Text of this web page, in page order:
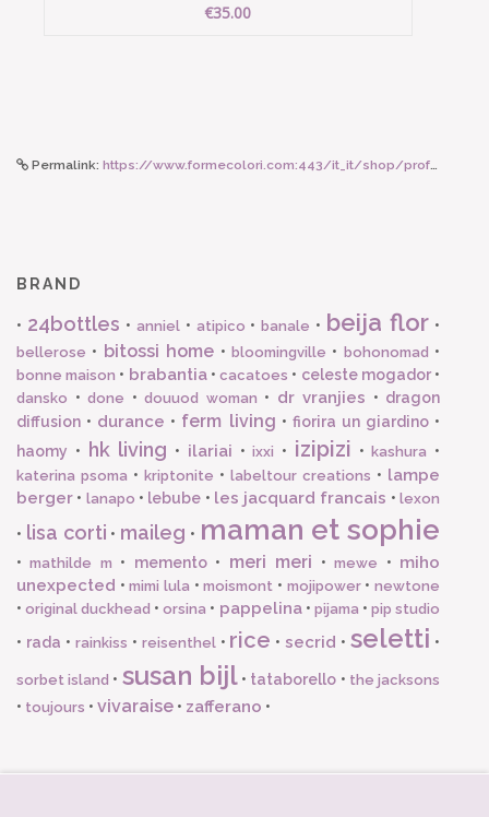
€35.00
Permalink: https://www.formecolori.com:443/it_it/shop/profumazioni/dr._vranjies/dr_vranjies_fragranza_d_ambiente_mirra_zafferano_500_ml_dr_vranjies/6220
BRAND
• 24bottles • anniel• atipico •banale • beija flor •
bellerose • bitossi home • bloomingville • bohonomad •
bonne maison • brabantia•cacatoes • celeste mogador•
dansko • done • douuod woman • dr vranjies • dragon
diffusion • durance • ferm living • fiorira un giardino•
haomy • hk living • ilariai •ixxi • izipizi •kashura •
katerina psoma • kriptonite • labeltour creations • lampe
berger • lanapo • lebube • les jacquard francais •lexon
• lisa corti • maileg • maman et sophie
•mathilde m • memento• meri meri •mewe • miho
unexpected •mimi lula •moismont • mojipower•newtone
•original duckhead •orsina • pappelina• pijama • pip studio
• rada • rainkiss • reisenthel• rice •secrid •seletti •
sorbet island • susan bijl• tataborello • the jacksons
• toujours • vivaraise • zafferano •